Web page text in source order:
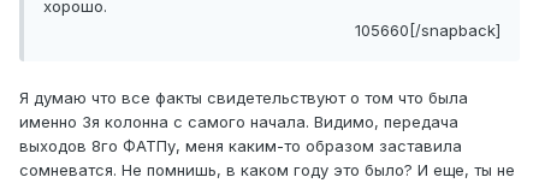
хорошо.
105660[/snapback]
Я думаю что все факты свидетельствуют о том что была
именно 3я колонна с самого начала. Видимо, передача
выходов 8го ФАТПу, меня каким-то образом заставила
сомневатся. Не помнишь, в каком году это было? И еще, ты не